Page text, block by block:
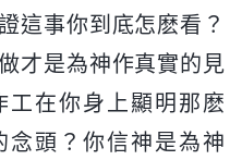
這事你到底怎麽看？
才是為神作真實的見
在你身上顯明那麽
念頭？你信神是為神